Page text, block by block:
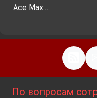
Ace Max:…
По вопросам